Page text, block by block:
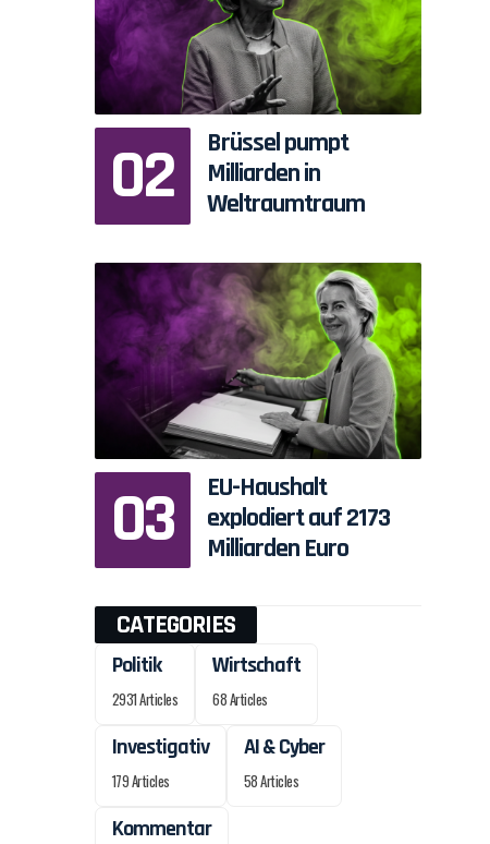
Brüssel pumpt
Milliarden in
Weltraumtraum
EU-Haushalt
explodiert auf 2173
Milliarden Euro
CATEGORIES
Politik
2931 Articles
Wirtschaft
68 Articles
Investigativ
179 Articles
AI & Cyber
58 Articles
Kommentar